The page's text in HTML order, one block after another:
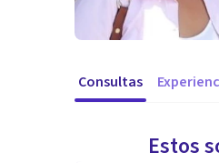
Consultas
Estos